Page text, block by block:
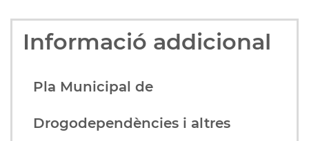
Informació addicional
Pla Municipal de
Drogodependències i altres